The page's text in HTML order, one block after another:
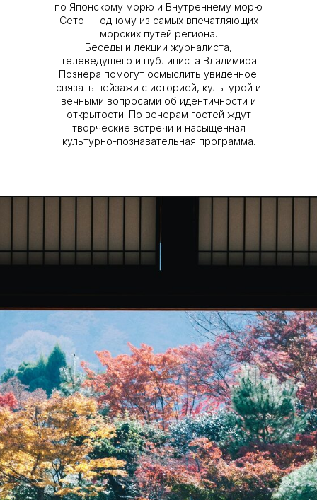
по Японскому морю и Внутреннему морю
Сето — одному из самых впечатляющих
морских путей региона.
Беседы и лекции журналиста,
телеведущего и публициста Владимира
Познера помогут осмыслить увиденное:
связать пейзажи с историей, культурой и
вечными вопросами об идентичности и
открытости. По вечерам гостей ждут
творческие встречи и насыщенная
культурно-познавательная программа.